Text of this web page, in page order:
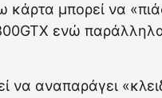
μπορεί να
ενώ παράλληλα
να αναπαράγει